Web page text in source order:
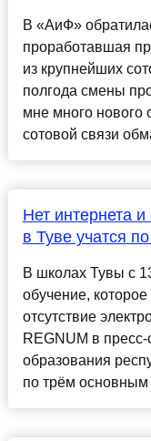
В «АиФ»
проработавшая
из крупнейших
полгода смены
мне много нового
сотовой связи
Нет интернета
в Туве учатся
В школах Тувы с
обучение,
отсутствие
REGNUM в
образования
по трём основным